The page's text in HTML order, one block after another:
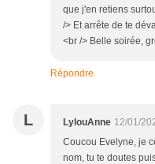
que j'en retiens
/> Et arrête de te
<br /> Belle soirée,
Répondre
L LylouAnne 12/01/
Coucou Evelyne, je
nom, tu te doutes